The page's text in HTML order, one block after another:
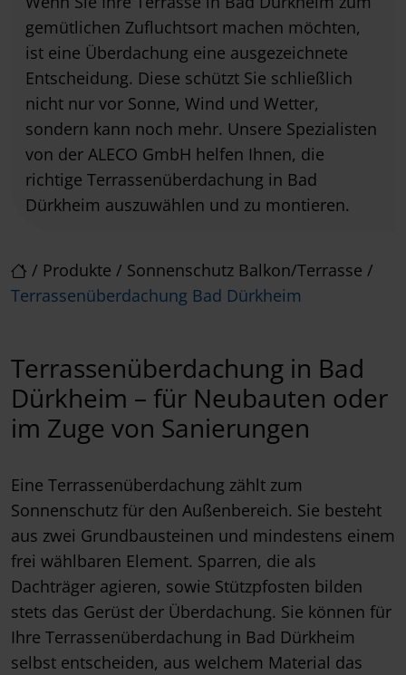
/ Produkte / Sonnenschutz Balkon/Terrasse /
Terrassenüberdachung Bad Dürkheim
gemütlichen Zufluchtsort machen möchten,
ist eine Überdachung eine ausgezeichnete
Entscheidung. Diese schützt Sie schließlich
nicht nur vor Sonne, Wind und Wetter,
sondern kann noch mehr. Unsere Spezialisten
von der ALECO GmbH helfen Ihnen, die
richtige Terrassenüberdachung in Bad
Dürkheim auszuwählen und zu montieren.
Terrassenüberdachung in Bad
Dürkheim – für Neubauten oder
im Zuge von Sanierungen
Eine Terrassenüberdachung zählt zum
Sonnenschutz für den Außenbereich. Sie besteht
aus zwei Grundbausteinen und mindestens einem
frei wählbaren Element. Sparren, die als
Dachträger agieren, sowie Stützpfosten bilden
stets das Gerüst der Überdachung. Sie können für
Ihre Terrassenüberdachung in Bad Dürkheim
selbst entscheiden, aus welchem Material das